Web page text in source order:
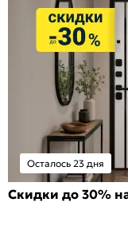
Осталось 23 дня
Скидки до 30%